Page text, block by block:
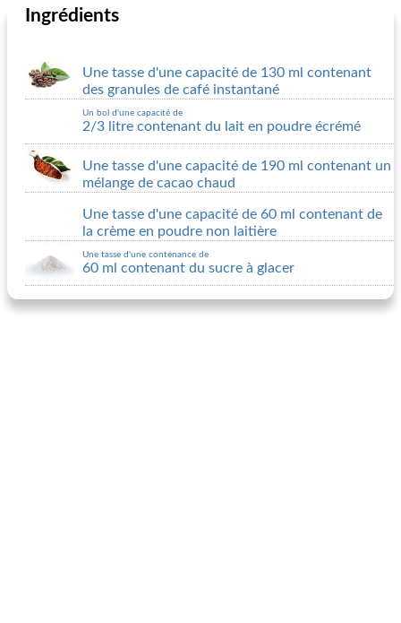
Ingrédients
Une tasse d'une capacité de 130 ml contenant
des granules de café instantané
Un bol d'une capacité de
2/3 litre contenant du lait en poudre écrémé
Une tasse d'une capacité de 190 ml contenant un
mélange de cacao chaud
Une tasse d'une capacité de 60 ml contenant de
la crème en poudre non laitière
Une tasse d'une contenance de
60 ml contenant du sucre à glacer